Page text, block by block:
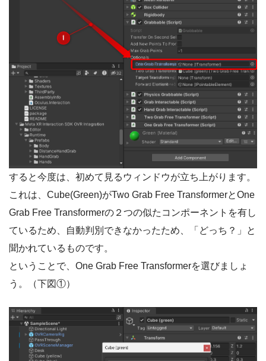
すると今度は、初めて見るウィンドウが立ち上がります。
これは、Cube(Green)がTwo Grab Free TransformerとOne
Grab Free Transformerの２つの似たコンポーネントを有し
ているため、自動判別できなかったため、「どっち？」と
聞かれているものです。
ということで、One Grab Free Transformerを選びましょ
う。（下図①）